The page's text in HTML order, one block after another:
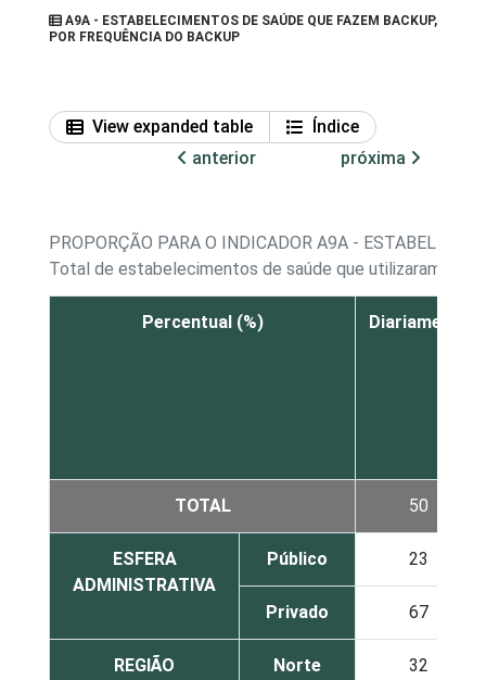
A9A - ESTABELECIMENTOS DE SAÚDE QUE FAZEM BACKUP,
POR FREQUÊNCIA DO BACKUP
View expanded table
Índice
anterior
próxima
PROPORÇÃO PARA O INDICADOR A9A -
Total de estabelecimentos de saúde que utilizaram a
Percentual (%) Diariamente
TOTAL 50
ESFERA
ADMINISTRATIVA
Público 23
Privado 67
REGIÃO Norte 32